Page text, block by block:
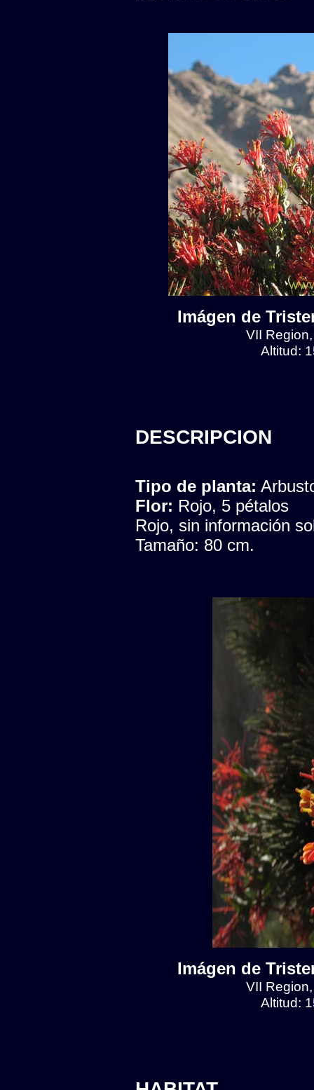
Imágen de
VII
Altitud:
DESCRIPCION
Tipo de planta:
Flor: Rojo, 5 pétalos
Rojo, sin información
Tamaño: 80 cm.
Imágen de
VII
Altitud: